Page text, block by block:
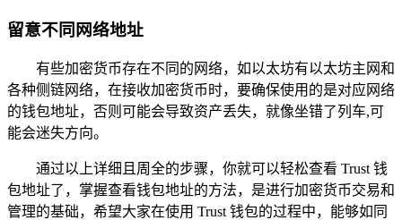
留意不同网络地址
有些加密货币存在不同的网络，如以太坊有以太坊主网和
各种侧链网络，在接收加密货币时，要确保使用的是对应网络
的钱包地址，否则可能会导致资产丢失，就像坐错了列车,可
能会迷失方向。
通过以上详细且周全的步骤，你就可以轻松查看 Trust 钱
包地址了，掌握查看钱包地址的方法，是进行加密货币交易和
管理的基础，希望大家在使用 Trust 钱包的过程中，能够如同